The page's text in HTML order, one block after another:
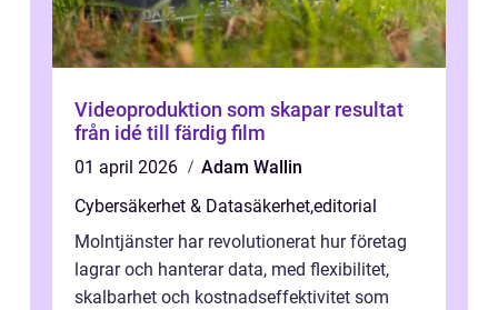
Videoproduktion som skapar resultat
från idé till färdig film
01 april 2026
Adam Wallin
Cybersäkerhet & Datasäkerhet,editorial
Molntjänster har revolutionerat hur företag
lagrar och hanterar data, med flexibilitet,
skalbarhet och kostnadseffektivitet som